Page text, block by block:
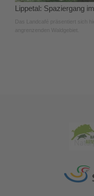
Lippetal: Spaziergang
Das Landcafé präsentiert sich
angrenzenden Waldgebiet.